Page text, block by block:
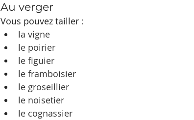
Au verger
Vous pouvez tailler :
la vigne
le poirier
le figuier
le framboisier
le groseillier
le noisetier
le cognassier